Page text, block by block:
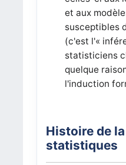
et aux
susceptibles
(c'est l'«
statisticiens
quelque
l'induction
Histoire de
statistiques